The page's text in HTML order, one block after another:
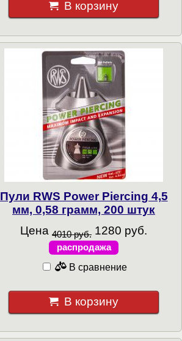
В корзину
Пули RWS Power Piercing 4,5
мм, 0,58 грамм, 200 штук
Цена 4010 руб. 1280 руб.
распродажа
В сравнение
В корзину